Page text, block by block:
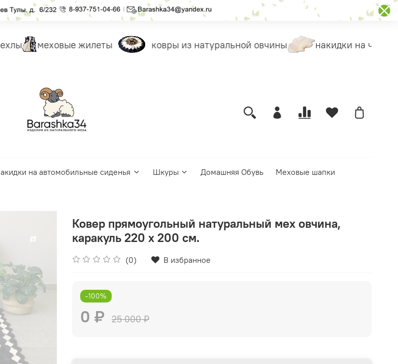
меховые жилеты ковры из натуральной овчины накидки на чехлы
на автомобильные сиденья Шкуры Домашняя Обувь Меховые шапки
Ковер прямоугольный натуральный мех овчина,
каракуль 220 х 200 см.
(0) В избранное
-100%
0 ₽ 25 000 ₽